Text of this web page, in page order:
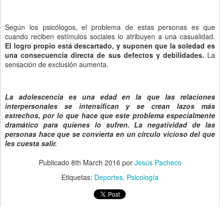
Según los psicólogos, el problema de estas personas es que
cuando reciben estímulos sociales lo atribuyen a una casualidad.
El logro propio está descartado, y suponen que la soledad es
una consecuencia directa de sus defectos y debilidades. La
sensación de exclusión aumenta.
La adolescencia es una edad en la que las relaciones
interpersonales se intensifican y se crean lazos más
estrechos, por lo que hace que este problema especialmente
dramático para quienes lo sufren. La negatividad de las
personas hace que se convierta en un círculo vicioso del que
les cuesta salir.
Publicado 8th March 2016 por Jesús Pacheco
Etiquetas: Deportes Psicología